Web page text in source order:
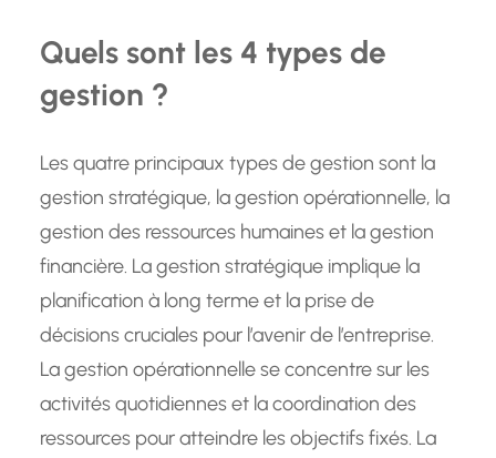
Quels sont les 4 types de
gestion ?
Les quatre principaux types de gestion sont la
gestion stratégique, la gestion opérationnelle, la
gestion des ressources humaines et la gestion
financière. La gestion stratégique implique la
planification à long terme et la prise de
décisions cruciales pour l’avenir de l’entreprise.
La gestion opérationnelle se concentre sur les
activités quotidiennes et la coordination des
ressources pour atteindre les objectifs fixés. La